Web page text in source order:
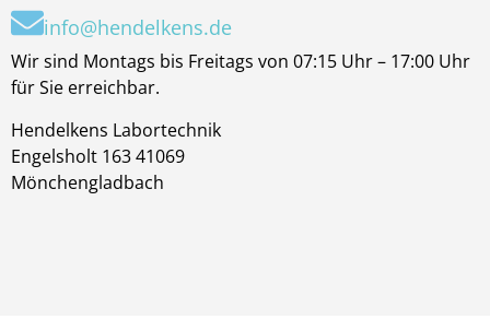
info@hendelkens.de
Wir sind Montags bis Freitags von 07:15 Uhr – 17:00 Uhr
für Sie erreichbar.
Hendelkens Labortechnik
Engelsholt 163 41069
Mönchengladbach